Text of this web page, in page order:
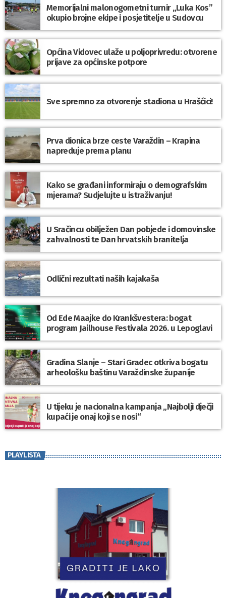
Memorijalni malonogometni turnir „Luka Kos”
okupio brojne ekipe i posjetitelje u Sudovcu
Općina Vidovec ulaže u poljoprivredu: otvorene
prijave za općinske potpore
Sve spremno za otvorenje stadiona u Hrašćici!
Prva dionica brze ceste Varaždin – Krapina
napreduje prema planu
Kako se građani informiraju o demografskim
mjerama? Sudjelujte u istraživanju!
U Sračincu obilježen Dan pobjede i domovinske
zahvalnosti te Dan hrvatskih branitelja
Odlični rezultati naših kajakaša
Od Ede Maajke do Krankšvestera: bogat
program Jailhouse Festivala 2026. u Lepoglavi
Gradina Slanje – Stari Gradec otkriva bogatu
arheološku baštinu Varaždinske županije
U tijeku je nacionalna kampanja „Najbolji dječji
kupaći je onaj koji se nosi“
PLAYLISTA